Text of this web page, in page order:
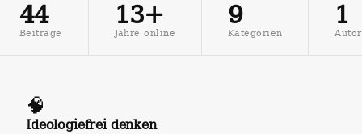
44
Beiträge
13+
Jahre online
9
Kategorien
1
Autor
🧠
Ideologiefrei denken